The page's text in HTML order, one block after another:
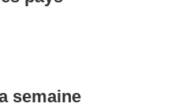
semaine